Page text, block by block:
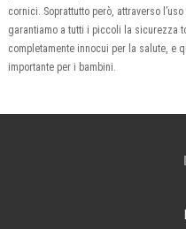
cornici. Soprattutto però, attraverso
garantiamo a tutti i piccoli la sicurezza
completamente innocui per la salute, e
importante per i bambini.